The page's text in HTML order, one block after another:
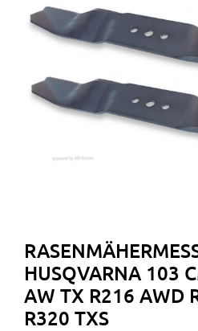
HUSQVARNA 103
AW TX R216 AWD
R320 TXS